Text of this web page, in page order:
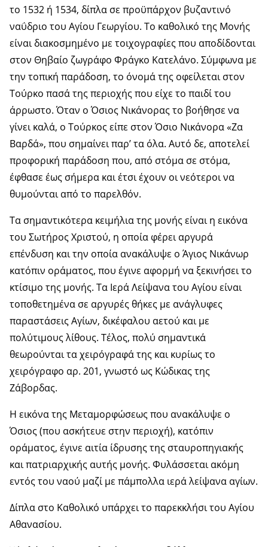
το 1532 ή 1534, δίπλα σε προϋπάρχον βυζαντινό
ναΰδριο του Αγίου Γεωργίου. Το καθολικό της Μονής
είναι διακοσμημένο με τοιχογραφίες που αποδίδονται
στον Θηβαίο ζωγράφο Φράγκο Κατελάνο. Σύμφωνα με
την τοπική παράδοση, το όνομά της οφείλεται στον
Τούρκο πασά της περιοχής που είχε το παιδί του
άρρωστο. Όταν ο Όσιος Νικάνορας το βοήθησε να
γίνει καλά, ο Τούρκος είπε στον Όσιο Νικάνορα «Ζα
Βαρδά», που σημαίνει παρ’ τα όλα. Αυτό δε, αποτελεί
προφορική παράδοση που, από στόμα σε στόμα,
έφθασε έως σήμερα και έτσι έχουν οι νεότεροι να
θυμούνται από το παρελθόν.
Τα σημαντικότερα κειμήλια της μονής είναι η εικόνα
του Σωτήρος Χριστού, η οποία φέρει αργυρά
επένδυση και την οποία ανακάλυψε ο Άγιος Νικάνωρ
κατόπιν οράματος, που έγινε αφορμή να ξεκινήσει το
κτίσιμο της μονής. Τα Ιερά Λείψανα του Αγίου είναι
τοποθετημένα σε αργυρές θήκες με ανάγλυφες
παραστάσεις Αγίων, δικέφαλου αετού και με
πολύτιμους λίθους. Τέλος, πολύ σημαντικά
θεωρούνται τα χειρόγραφά της και κυρίως το
χειρόγραφο αρ. 201, γνωστό ως Κώδικας της
Ζάβορδας.
Η εικόνα της Μεταμορφώσεως που ανακάλυψε ο
Όσιος (που ασκήτευε στην περιοχή), κατόπιν
οράματος, έγινε αιτία ίδρυσης της σταυροπηγιακής
και πατριαρχικής αυτής μονής. Φυλάσσεται ακόμη
εντός του ναού μαζί με πάμπολλα ιερά λείψανα αγίων.
Δίπλα στο Καθολικό υπάρχει το παρεκκλήσι του Αγίου
Αθανασίου.